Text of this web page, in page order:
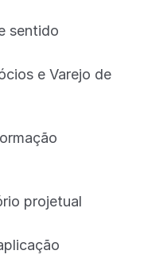
sentido
e Varejo de
projetual